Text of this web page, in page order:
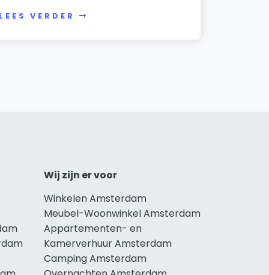
VERDER
Wij zijn er voor
Winkelen Amsterdam
Meubel-Woonwinkel Amsterdam
Appartementen- en
Kamerverhuur Amsterdam
Camping Amsterdam